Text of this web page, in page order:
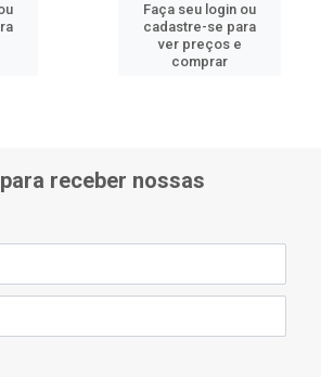
Faça seu login ou
cadastre-se para
ver preços e
comprar
receber nossas